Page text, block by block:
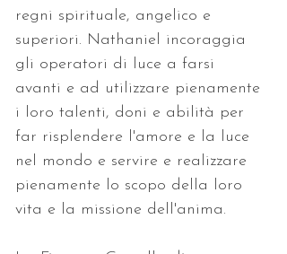
regni spirituale, angelico e
superiori. Nathaniel incoraggia
gli operatori di luce a farsi
avanti e ad utilizzare pienamente
i loro talenti, doni e abilità per
far risplendere l'amore e la luce
nel mondo e servire e realizzare
pienamente lo scopo della loro
vita e la missione dell'anima.